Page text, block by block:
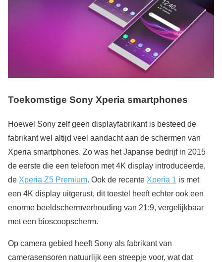
Toekomstige Sony Xperia smartphones
Hoewel Sony zelf geen displayfabrikant is besteed de
fabrikant wel altijd veel aandacht aan de schermen van
Xperia smartphones. Zo was het Japanse bedrijf in 2015
de eerste die een telefoon met 4K display introduceerde,
de Xperia Z5 Premium. Ook de recente Xperia 1 is met
een 4K display uitgerust, dit toestel heeft echter ook een
enorme beeldschermverhouding van 21:9, vergelijkbaar
met een bioscoopscherm.
Op camera gebied heeft Sony als fabrikant van
camerasensoren natuurlijk een streepje voor, wat dat